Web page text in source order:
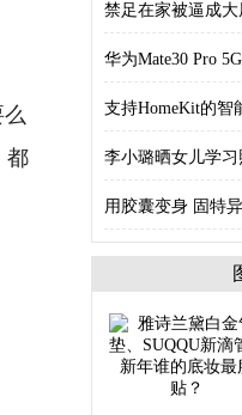
都
禁足在家被逼成
华为Mate30 Pro
支持HomeKit的智
李小璐晒女儿学习
用胶囊变身 固特